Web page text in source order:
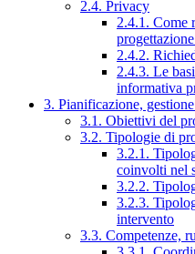
2.4. Privacy
2.4.1. Come
2.4.2.
2.4.3. Le
informativa
3. Pianificazione,
3.1. Obiettivi del
3.2. Tipologie di
3.2.1.
coinvolti nel
3.2.2.
3.2.3.
intervento
3.3. Competenze,